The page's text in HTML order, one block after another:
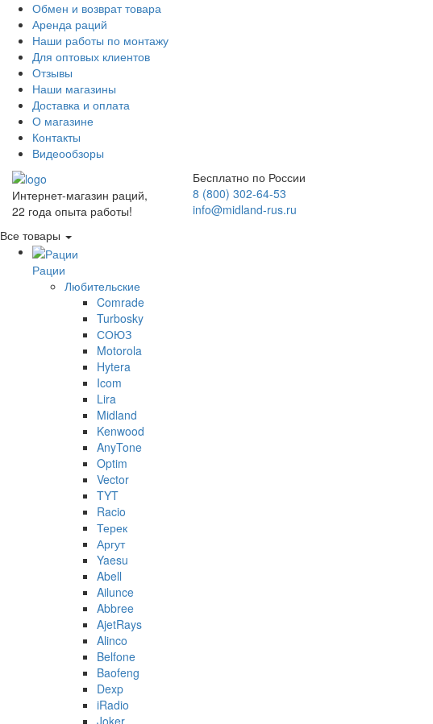
Обмен и возврат товара
Аренда раций
Наши работы по монтажу
Для оптовых клиентов
Отзывы
Наши магазины
Доставка и оплата
О магазине
Контакты
Видеообзоры
Интернет-магазин раций,
22 года опыта работы!
Бесплатно по России
8 (800) 302-64-53
info@midland-rus.ru
Все товары
Рации
Любительские
Comrade
Turbosky
СОЮЗ
Motorola
Hytera
Icom
Lira
Midland
Kenwood
AnyTone
Optim
Vector
TYT
Racio
Терек
Аргут
Yaesu
Abell
Ailunce
Abbree
AjetRays
Alinco
Belfone
Baofeng
Dexp
iRadio
Joker